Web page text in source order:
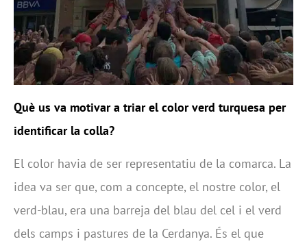
Què us va motivar a triar el color verd turquesa per
identificar la colla?
El color havia de ser representatiu de la comarca. La
idea va ser que, com a concepte, el nostre color, el
verd-blau, era una barreja del blau del cel i el verd
dels camps i pastures de la Cerdanya. És el que